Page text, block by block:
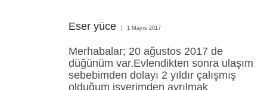
Eser yüce 1 Mayıs 2017
Merhabalar; 20 ağustos 2017 de
düğünüm var.Evlendikten sonra ulaşım
sebebimden dolayı 2 yıldır çalışmış
olduğum işyerimden ayrılmak